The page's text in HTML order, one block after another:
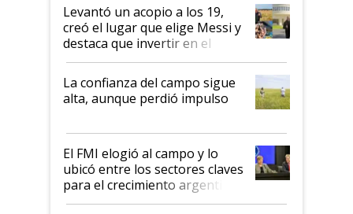
Levantó un acopio a los 19,
creó el lugar que elige Messi y
destaca que invertir en el
kirchnerismo era como "darle
plata a un hijo para droga":
Juan Félix Rossetti, el libertario
que de una dura crisis salió
de Milei
La confianza del campo sigue
alta, aunque perdió impulso
El FMI elogió al campo y lo
ubicó entre los sectores claves
para el crecimiento argentino